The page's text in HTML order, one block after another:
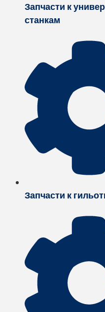
Запчасти к
станкам
Запчасти к